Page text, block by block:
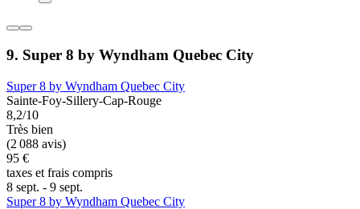
9. Super 8 by Wyndham Quebec City
Super 8 by Wyndham Quebec City
Sainte-Foy-Sillery-Cap-Rouge
8,2/10
Très bien
(2 088 avis)
95 €
taxes et frais compris
8 sept. - 9 sept.
Super 8 by Wyndham Quebec City